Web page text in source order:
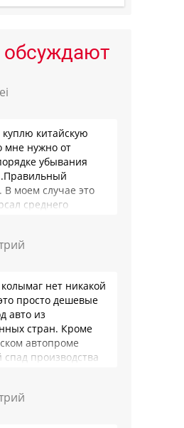
обсуждают
китайскую
мне нужно от
убывания
В моем случае это
среднего
что она меня
и …
нет никакой
просто дешевые
авто из
стран. Кроме
автопроме
производства
работают …